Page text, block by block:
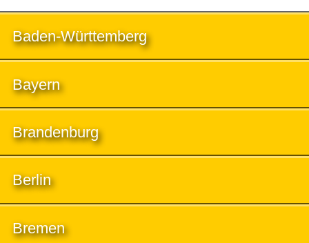
Baden-Württemberg
Bayern
Brandenburg
Berlin
Bremen